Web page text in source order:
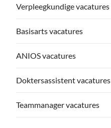
Verpleegkundige vacatures
Basisarts vacatures
ANIOS vacatures
Doktersassistent vacatures
Teammanager vacatures